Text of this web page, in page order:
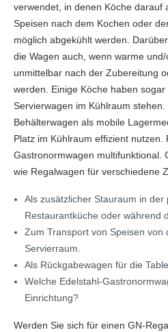
verwendet, in denen Köche darauf
Speisen nach dem Kochen oder
möglich abgekühlt werden.
die Wagen auch, wenn warme
unmittelbar nach der Zubereitung
werden. Einige Köche haben
Servierwagen im Kühlraum
Behälterwagen als mobile
Platz im Kühlraum effizient nutzen.
Gastronormwagen multifunktional.
wie Regalwagen für verschiedene
Als zusätzlicher Stauraum in der
Restaurantküche oder während
Zum Transport von Speisen von
Servierraum.
Als Rückgabewagen für die
Welche Edelstahl-
Einrichtung?
Werden Sie sich für einen GN-